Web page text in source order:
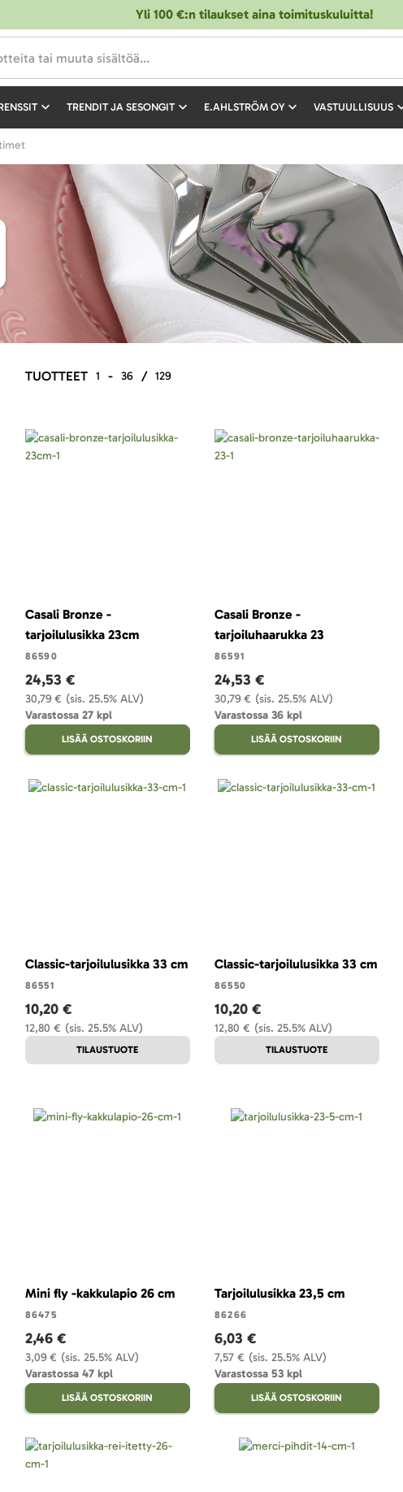
Yli 100 €:n tilaukset aina toimituskuluitta!
TRENDIT JA SESONGIT E.AHLSTRÖM OY VASTUULLISUUS
TUOTTEET 1 - 36 / 129
Casali Bronze -
tarjoilulusikka 23cm
86590
(sis. 25.5% ALV)
30,79 €
24,53 €
Varastossa 27 kpl
LISÄÄ OSTOSKORIIN
Casali Bronze -
tarjoiluhaarukka 23
86591
(sis. 25.5% ALV)
30,79 €
24,53 €
Varastossa 36 kpl
LISÄÄ OSTOSKORIIN
Classic-tarjoilulusikka 33 cm
86551
(sis. 25.5% ALV)
12,80 €
10,20 €
TILAUSTUOTE
Classic-tarjoilulusikka 33 cm
86550
(sis. 25.5% ALV)
12,80 €
10,20 €
TILAUSTUOTE
Mini fly -kakkulapio 26 cm
86475
(sis. 25.5% ALV)
3,09 €
2,46 €
Varastossa 47 kpl
LISÄÄ OSTOSKORIIN
Tarjoilulusikka 23,5 cm
86266
(sis. 25.5% ALV)
7,57 €
6,03 €
Varastossa 53 kpl
LISÄÄ OSTOSKORIIN